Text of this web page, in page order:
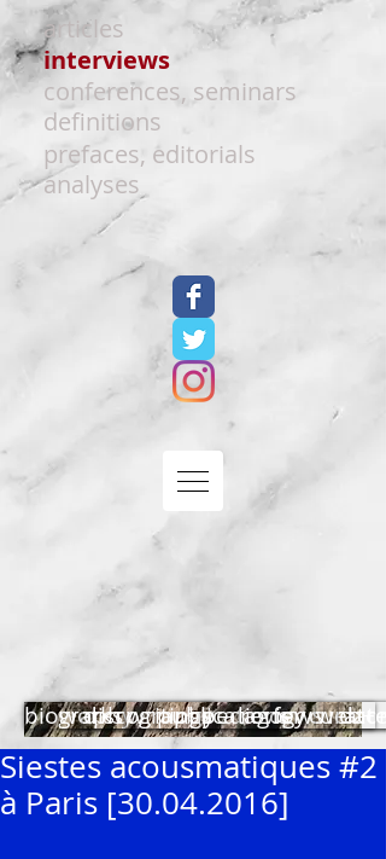
articles
interviews
conferences, seminars
definitions
prefaces, editorials
analyses
biography
works
discography
writings
publications
pedagogy
reviews
for curators
web+dates
Siestes acousmatiques #2
à Paris [30.04.2016]